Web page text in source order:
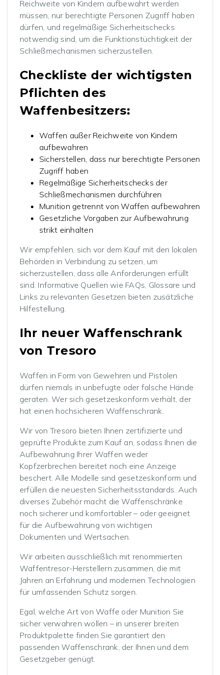
Reichweite von Kindern aufbewahrt werden
müssen, nur berechtigte Personen Zugriff haben
dürfen, und regelmäßige Sicherheitschecks
notwendig sind, um die Funktionstüchtigkeit der
Schließmechanismen sicherzustellen.
Checkliste der wichtigsten
Pflichten des
Waffenbesitzers:
Waffen außer Reichweite von Kindern
aufbewahren
Sicherstellen, dass nur berechtigte Personen
Zugriff haben
Regelmäßige Sicherheitschecks der
Schließmechanismen durchführen
Munition getrennt von Waffen aufbewahren
Gesetzliche Vorgaben zur Aufbewahrung
strikt einhalten
Wir empfehlen, sich vor dem Kauf mit den lokalen
Behörden in Verbindung zu setzen, um
sicherzustellen, dass alle Anforderungen erfüllt
sind. Informative Quellen wie FAQs, Glossare und
Links zu relevanten Gesetzen bieten zusätzliche
Hilfestellung.
Ihr neuer Waffenschrank
von Tresoro
Waffen in Form von Gewehren und Pistolen
dürfen niemals in unbefugte oder falsche Hände
geraten. Wer sich gesetzeskonform verhält, der
hat einen hochsicheren Waffenschrank.
Wir von Tresoro bieten Ihnen zertifizierte und
geprüfte Produkte zum Kauf an, sodass Ihnen die
Aufbewahrung Ihrer Waffen weder
Kopfzerbrechen bereitet noch eine Anzeige
beschert. Alle Modelle sind gesetzeskonform und
erfüllen die neuesten Sicherheitsstandards. Auch
diverses Zubehör macht die Waffenschränke
noch sicherer und komfortabler – oder geeignet
für die Aufbewahrung von wichtigen
Dokumenten und Wertsachen.
Wir arbeiten ausschließlich mit renommierten
Waffentresor-Herstellern zusammen, die mit
Jahren an Erfahrung und modernen Technologien
für umfassenden Schutz sorgen.
Egal, welche Art von Waffe oder Munition Sie
sicher verwahren wollen – in unserer breiten
Produktpalette finden Sie garantiert den
passenden Waffenschrank, der Ihnen und dem
Gesetzgeber genügt.